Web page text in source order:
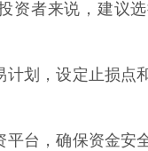
资者来说，建议
划，设定止损点
台，确保资金安